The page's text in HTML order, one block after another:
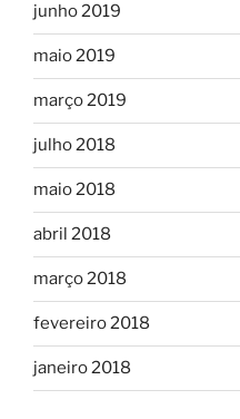
junho 2019
maio 2019
março 2019
julho 2018
maio 2018
abril 2018
março 2018
fevereiro 2018
janeiro 2018